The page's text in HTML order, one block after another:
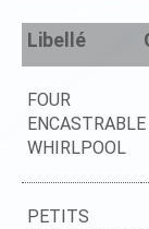
Libellé
FOUR
ENCASTRABLE
WHIRLPOOL
PETITS